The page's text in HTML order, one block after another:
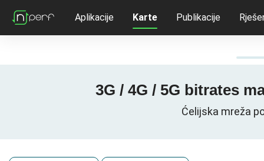
Aplikacije Karte Publikacije
3G / 4G / 5G bitrates
Ćelijska mreža